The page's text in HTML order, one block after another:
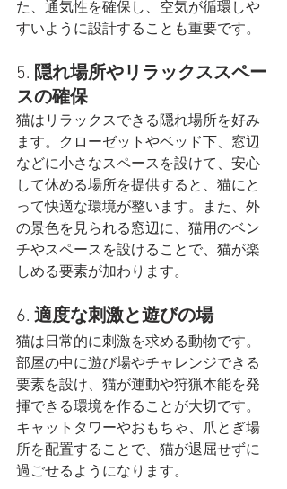
た、通気性を確保し、空気が循環しや
すいように設計することも重要です​。
5. 隠れ場所やリラックススペー
スの確保
猫はリラックスできる隠れ場所を好み
ます。クローゼットやベッド下、窓辺
などに小さなスペースを設けて、安心
して休める場所を提供すると、猫にと
って快適な環境が整います。また、外
の景色を見られる窓辺に、猫用のベン
チやスペースを設けることで、猫が楽
しめる要素が加わります​。
6. 適度な刺激と遊びの場
猫は日常的に刺激を求める動物です。
部屋の中に遊び場やチャレンジできる
要素を設け、猫が運動や狩猟本能を発
揮できる環境を作ることが大切です。
キャットタワーやおもちゃ、爪とぎ場
所を配置することで、猫が退屈せずに
過ごせるようになります​。